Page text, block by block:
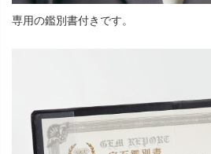
専用の鑑別書付きです。